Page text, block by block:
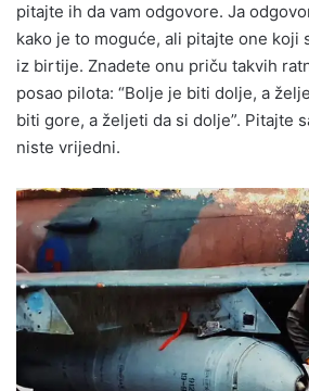
pitajte ih da vam odgovore. Ja
kako je to moguće, ali pitajte one koji
iz birtije. Znadete onu priču takvih
posao pilota: “Bolje je biti dolje, a
biti gore, a željeti da si dolje”. Pitajte
niste vrijedni.